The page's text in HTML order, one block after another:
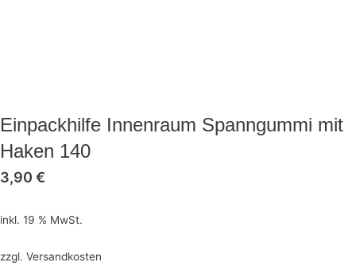
Einpackhilfe Innenraum Spanngummi mit
Haken 140
3,90 €
inkl. 19 % MwSt.
zzgl. Versandkosten